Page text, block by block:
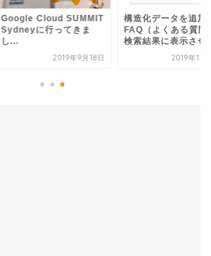
Google Cloud SUMMIT
Sydneyに行ってきま
し...
2019年9月18日
構造化データを追加
FAQ（よくある質問
検索結果に表示させ
2019年11